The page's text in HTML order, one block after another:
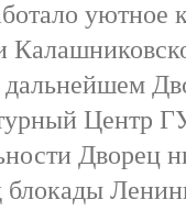
уютное
Дворец